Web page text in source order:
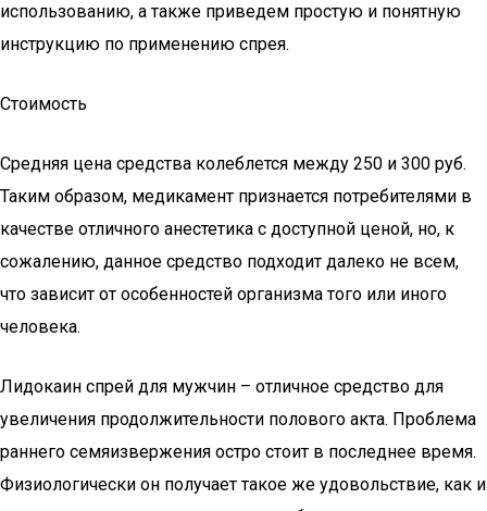
использованию, а также приведем простую и понятную
инструкцию по применению спрея.
Стоимость
Средняя цена средства колеблется между 250 и 300 руб.
Таким образом, медикамент признается потребителями в
качестве отличного анестетика с доступной ценой, но, к
сожалению, данное средство подходит далеко не всем,
что зависит от особенностей организма того или иного
человека.
Лидокаин спрей для мужчин – отличное средство для
увеличения продолжительности полового акта. Проблема
раннего семяизвержения остро стоит в последнее время.
Физиологически он получает такое же удовольствие, как и